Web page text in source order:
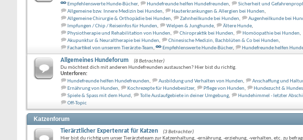
Empfehlenswerte Hunde-Bücher, Hundefreunde helfen Hundefreunden, Sicherheit und
Allgemeine bzw. Innere Medizin bei Hunden, Hauterkrankungen & Allergien bei Hunden,
Allgemeine Chirurgie & Orthopädie bei Hunden, Zahnheilkunde bei Hunden, Augenheilkunde bei
Impfungen / Chip / Reiseinfos für Hunden, Welpen & Junghunde, Ältere Hunde,
Physiotherapie und Rehabilitation von Hunden, Chiropraktik bei Hunden, Homöopathie bei Hunden,
Akupunktur & Neuraltherapie bei Hunden, Chinesische Medizin, Bachblüten & Co bei Hunden,
Fachartikel von unserem Tierärzte-Team, Empfehlenswerte Hunde-Bücher, Hundefreunde helfen
Allgemeines Hundeforum
(8 Betrachter)
Du möchtest dich mit anderen Hundefreunden austauschen? Hier bist du richtig.
Unterforen:
Hundefreunde helfen Hundefreunden, Ausbildung und Verhalten von Hunden, Anschaffung und
Ernährung von Hunden, Kochrezepte für Hundebesitzer, Pflege von Hunden, Hundezucht &
Spiele & Spass mit dem Hund , Tolle Auslaufgebiete in deiner Umgebung, Hundehimmel - letzter
Off-Topic
Katzenforum
Tierärztlicher Expertenrat für Katzen
(3 Betrachter)
Hier bist du richtig um unser Tierärzteteam zur Katzenhaltung, -ernährung, -erziehung, -verhalten, etc. zu